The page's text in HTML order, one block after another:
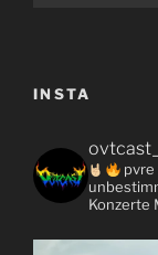
INSTA
pvre
Konzerte